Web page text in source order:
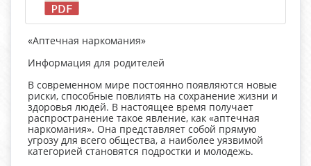
«Аптечная наркомания»
Информация для родителей
В современном мире постоянно появляются новые
риски, способные повлиять на сохранение жизни и
здоровья людей. В настоящее время получает
распространение такое явление, как «аптечная
наркомания». Она представляет собой прямую
угрозу для всего общества, а наиболее уязвимой
категорией становятся подростки и молодежь.